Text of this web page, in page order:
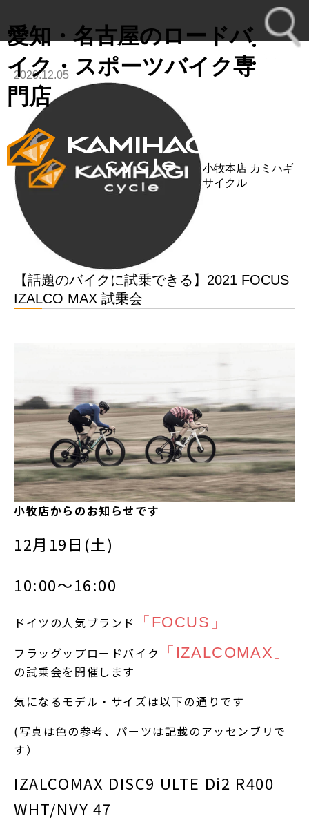
愛知・名古屋のロードバ
イク・スポーツバイク専
門店
2020.12.05
小牧本店 カミハギ
サイクル
【話題のバイクに試乗できる】2021 FOCUS
IZALCO MAX 試乗会
小牧店からのお知らせです
12月19日(土)
10:00～16:00
ドイツの人気ブランド 「FOCUS」
フラッグップロードバイク 「IZALCOMAX」
の試乗会を開催します
気になるモデル・サイズは以下の通りです
(写真は色の参考、パーツは記載のアッセンブリで
す）
IZALCOMAX DISC9 ULTE Di2 R400
WHT/NVY 47